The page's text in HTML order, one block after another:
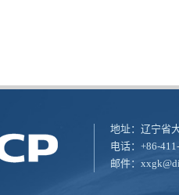
地址：辽宁省
电话：+86-
邮件：